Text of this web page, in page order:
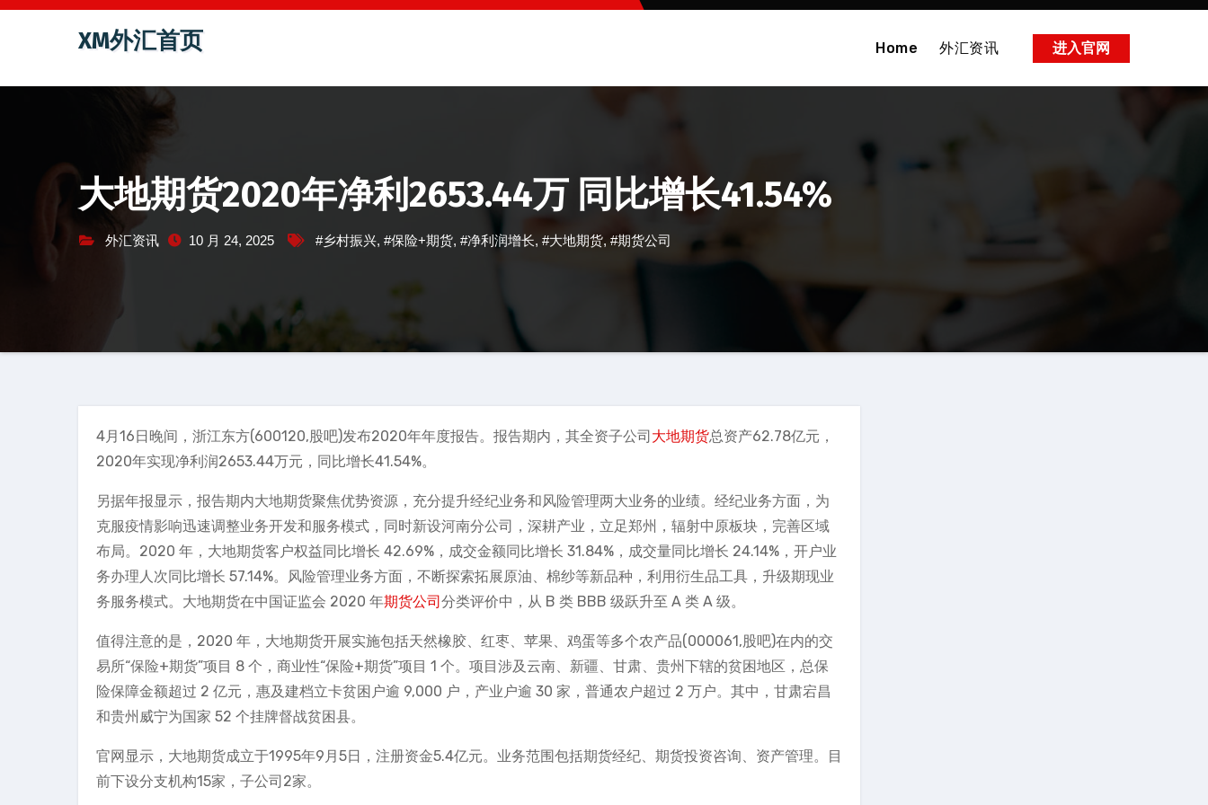
跳
容
XM外汇首页 Home 外汇资讯 进入官网
大地期货2020年净利2653.44万 同比增长41.54%
外汇资讯 10 月 24, 2025 #乡村振兴, #保险+期货, #净利润增长, #大地期货, #期货公司
4月16日晚间，浙江东方(600120,股吧)发布2020年年度报告。报告期内，其全资子公司 大地期货总资产62.78亿元，
2020年实现净利润2653.44万元，同比增长41.54%。
另据年报显示，报告期内大地期货聚焦优势资源，充分提升经纪业务和风险管理两大业务的业绩。经纪业务方面，为
克服疫情影响迅速调整业务开发和服务模式，同时新设河南分公司，深耕产业，立足郑州，辐射中原板块，完善区域
布局。2020 年，大地期货客户权益同比增长 42.69%，成交金额同比增长 31.84%，成交量同比增长 24.14%，开户业
务办理人次同比增长 57.14%。风险管理业务方面，不断探索拓展原油、棉纱等新品种，利用衍生品工具，升级期现业
务服务模式。大地期货在中国证监会 2020 年期货公司分类评价中，从 B 类 BBB 级跃升至 A 类 A 级。
值得注意的是，2020 年，大地期货开展实施包括天然橡胶、红枣、苹果、鸡蛋等多个农产品(000061,股吧)在内的交
易所“保险+期货”项目 8 个，商业性“保险+期货”项目 1 个。项目涉及云南、新疆、甘肃、贵州下辖的贫困地区，总保
险保障金额超过 2 亿元，惠及建档立卡贫困户逾 9,000 户，产业户逾 30 家，普通农户超过 2 万户。其中，甘肃宕昌
和贵州威宁为国家 52 个挂牌督战贫困县。
官网显示，大地期货成立于1995年9月5日，注册资金5.4亿元。业务范围包括期货经纪、期货投资咨询、资产管理。目
前下设分支机构15家，子公司2家。